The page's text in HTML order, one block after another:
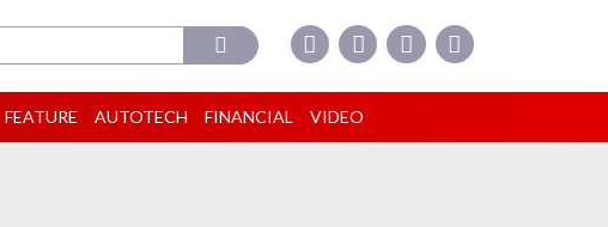
FEATURE AUTOTECH FINANCIAL VIDEO